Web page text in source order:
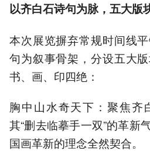
以齐白石诗句为脉，五大版
本次展览摒弃常规时间线
句为叙事骨架，分设五大版
书、画、印四绝：
胸中山水奇天下：聚焦齐
其“删去临摹手一双”的革新
国画革新的理念全然契合。